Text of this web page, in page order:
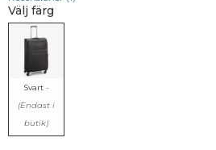
Välj färg
Svart -
(Endast i
butik)